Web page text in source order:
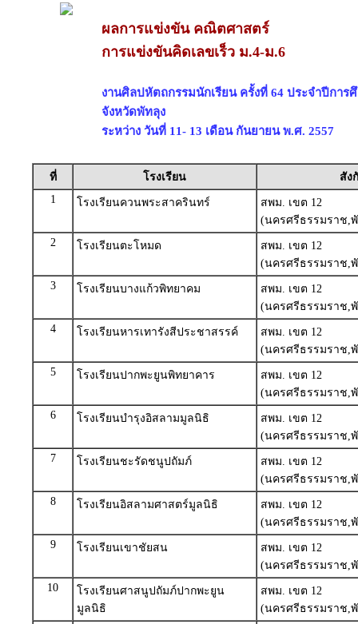
ผลการแข่งขัน คณิตศาสตร์
การแข่งขันคิดเลขเร็ว ม.4-ม.6
งานศิลปหัตถกรรมนักเรียน ครั้งที่ 64 ประจำปีการ
จังหวัดพัทลุง
ระหว่าง วันที่ 11- 13 เดือน กันยายน พ.ศ. 2557
ที่ โรงเรียน
สัง
1
โรงเรียนควนพระสาครินทร์
สพม. เขต 12
(นครศรีธรรมราช,
2
โรงเรียนตะโหมด
สพม. เขต 12
(นครศรีธรรมราช,
3
โรงเรียนบางแก้วพิทยาคม
สพม. เขต 12
(นครศรีธรรมราช,
4
โรงเรียนหารเทารังสีประชาสรรค์
สพม. เขต 12
(นครศรีธรรมราช,
5
โรงเรียนปากพะยูนพิทยาคาร
สพม. เขต 12
(นครศรีธรรมราช,
6
โรงเรียนบำรุงอิสลามมูลนิธิ
สพม. เขต 12
(นครศรีธรรมราช,
7
โรงเรียนชะรัดชนูปถัมภ์
สพม. เขต 12
(นครศรีธรรมราช,
8
โรงเรียนอิสลามศาสตร์มูลนิธิ
สพม. เขต 12
(นครศรีธรรมราช,
9
โรงเรียนเขาชัยสน
สพม. เขต 12
(นครศรีธรรมราช,
10
โรงเรียนศาสนูปถัมภ์ปากพะยูน
มูลนิธิ
สพม. เขต 12
(นครศรีธรรมราช,